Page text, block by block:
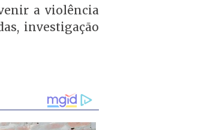
a violência
investigação